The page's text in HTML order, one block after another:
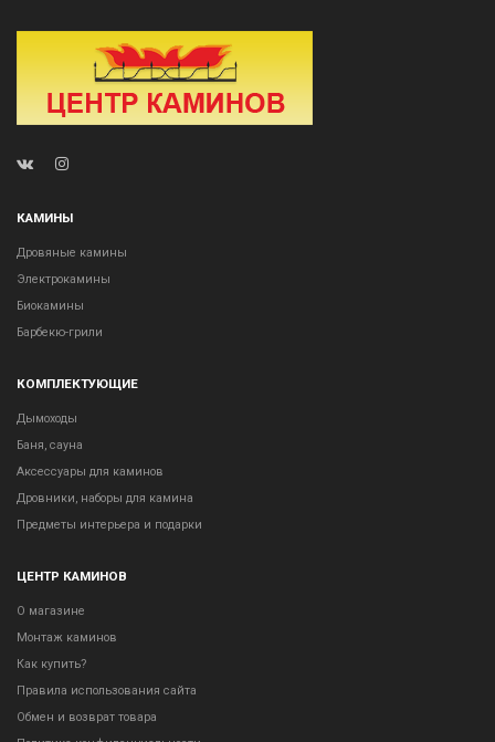
КАМИНЫ
Дровяные камины
Электрокамины
Биокамины
Барбекю-грили
КОМПЛЕКТУЮЩИЕ
Дымоходы
Баня, сауна
Аксессуары для каминов
Дровники, наборы для камина
Предметы интерьера и подарки
ЦЕНТР КАМИНОВ
О магазине
Монтаж каминов
Как купить?
Правила использования сайта
Обмен и возврат товара